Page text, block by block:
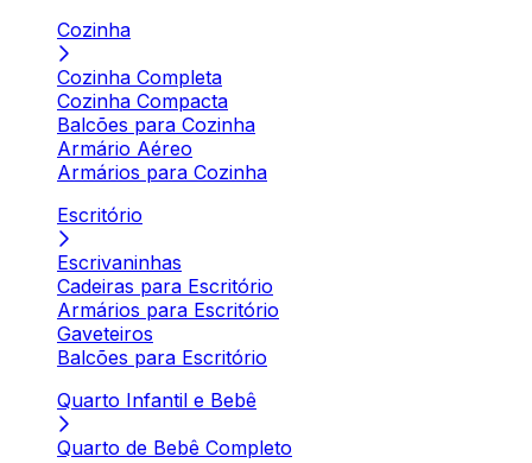
Cozinha
Cozinha Completa
Cozinha Compacta
Balcões para Cozinha
Armário Aéreo
Armários para Cozinha
Escritório
Escrivaninhas
Cadeiras para Escritório
Armários para Escritório
Gaveteiros
Balcões para Escritório
Quarto Infantil e Bebê
Quarto de Bebê Completo